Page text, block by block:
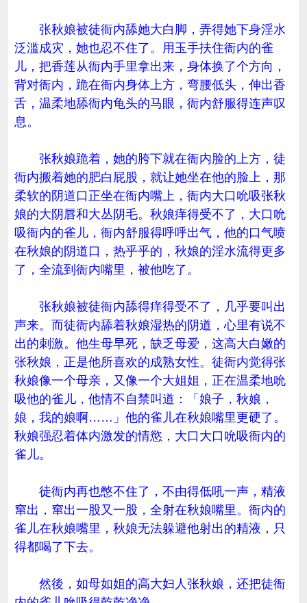
张秋娘被徒衙内舔她大白脚，弄得她下身淫水
泛滥成灾，她也忍不住了。用玉手扶住衙内的雀
儿，把香莲从衙内手里拿出来，身体换了个方向，
背对衙内，跪在衙内身体上方，弯腰低头，伸出香
舌，温柔地舔衙内龟头的马眼，衙内舒服得连声叹
息。
张秋娘跪着，她的胯下就在衙内脸的上方，徒
衙内搬着她的肥白屁股，就让她坐在他的脸上，那
柔软的阴道口正坐在衙内嘴上，衙内大口吮吸张秋
娘的大阴唇和大丛阴毛。秋娘痒得受不了，大口吮
吸衙内的雀儿，衙内舒服得呼呼出气，他的口气喷
在秋娘的阴道口，热乎乎的，秋娘的淫水流得更多
了，全流到衙内嘴里，被他吃了。
张秋娘被徒衙内舔得痒得受不了，几乎要叫出
声来。而徒衙内舔着秋娘湿热的阴道，心里有说不
出的刺激。他生母早死，缺乏母爱，这高大白嫩的
张秋娘，正是他所喜欢的成熟女性。徒衙内觉得张
秋娘像一个母亲，又像一个大姐姐，正在温柔地吮
吸他的雀儿，他情不自禁叫道：「娘子，秋娘，
娘，我的娘啊……」他的雀儿在秋娘嘴里更硬了。
秋娘强忍着体内激发的情慾，大口大口吮吸衙内的
雀儿。
徒衙内再也憋不住了，不由得低吼一声，精液
窜出，窜出一股又一股，全射在秋娘嘴里。衙内的
雀儿在秋娘嘴里，秋娘无法躲避他射出的精液，只
得都喝了下去。
然後，如母如姐的高大妇人张秋娘，还把徒衙